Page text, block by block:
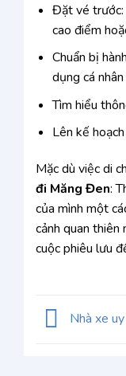
Đặt vé trước:
cao điểm
Chuẩn bị
dụng cá
Tìm hiểu
Lên kế
Mặc dù việc di
đi Măng Đen:
của mình một
cảnh quan thiên
cuộc phiêu lưu
Nhà xe